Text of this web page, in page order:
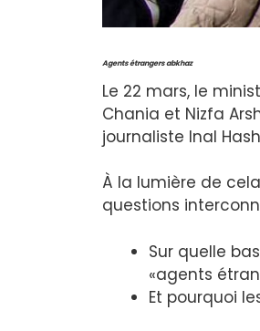
Agents étrangers abkhaz
Le 22 mars, le
Chania et Nizfa
journaliste Inal
À la lumière de
questions
Sur quelle
«agents
Et pourquoi